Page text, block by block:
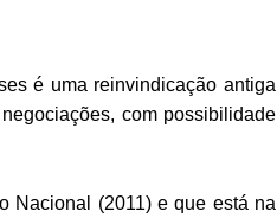
é uma reinvindicação antiga
com possibilidade
Nacional (2011) e que está na